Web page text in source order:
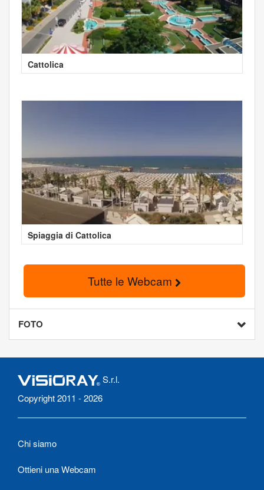
Cattolica
Spiaggia di Cattolica
Tutte le Webcam
FOTO
S.r.l.
Copyright 2011 - 2026
Chi siamo
Ottieni una Webcam